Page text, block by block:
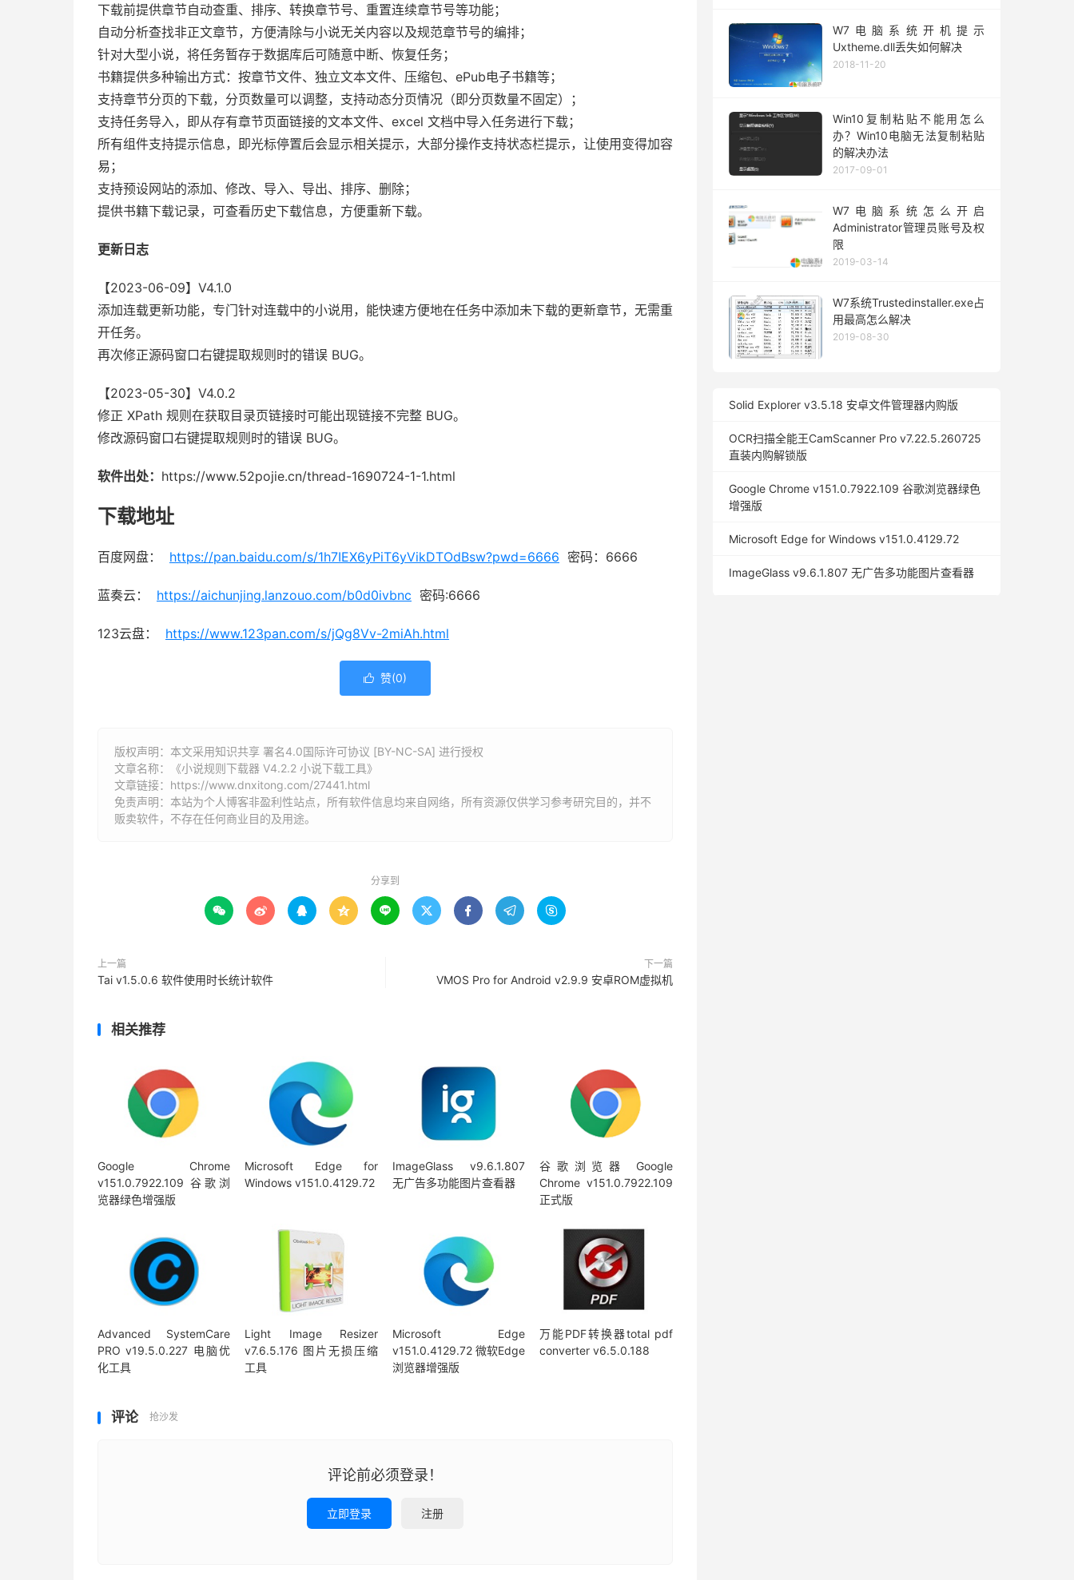
下载前提供章节自动查重、排序、转换章节号、重置连续章节号等功能；
自动分析查找非正文章节，方便清除与小说无关内容以及规范章节号的编排；
针对大型小说，将任务暂存于数据库后可随意中断、恢复任务；
书籍提供多种输出方式：按章节文件、独立文本文件、压缩包、ePub电子书籍等；
支持章节分页的下载，分页数量可以调整，支持动态分页情况（即分页数量不固定）；
支持任务导入，即从存有章节页面链接的文本文件、excel 文档中导入任务进行下载；
所有组件支持提示信息，即光标停置后会显示相关提示，大部分操作支持状态栏提示，让使用变得加容
易；
支持预设网站的添加、修改、导入、导出、排序、删除；
提供书籍下载记录，可查看历史下载信息，方便重新下载。
更新日志
【2023-06-09】V4.1.0
添加连载更新功能，专门针对连载中的小说用，能快速方便地在任务中添加未下载的更新章节，无需重
开任务。
再次修正源码窗口右键提取规则时的错误 BUG。
【2023-05-30】V4.0.2
修正 XPath 规则在获取目录页链接时可能出现链接不完整 BUG。
修改源码窗口右键提取规则时的错误 BUG。
软件出处： https://www.52pojie.cn/thread-1690724-1-1.html
下载地址
百度网盘： https://pan.baidu.com/s/1h7IEX6yPiT6yVikDTOdBsw?pwd=6666 密码：6666
蓝奏云： https://aichunjing.lanzouo.com/b0d0ivbnc 密码:6666
123云盘： https://www.123pan.com/s/jQg8Vv-2miAh.html
 赞(0)
版权声明：本文采用知识共享 署名4.0国际许可协议 [BY-NC-SA] 进行授权
文章名称：《小说规则下载器 V4.2.2 小说下载工具》
文章链接： https://www.dnxitong.com/27441.html
免责声明：本站为个人博客非盈利性站点，所有软件信息均来自网络，所有资源仅供学习参考研究目的，并不
贩卖软件，不存在任何商业目的及用途。
分享到
        
上一篇
Tai v1.5.0.6 软件使用时长统计软件
下一篇
VMOS Pro for Android v2.9.9 安卓ROM虚拟机
相关推荐
Google Chrome
v151.0.7922.109 谷歌浏
览器绿色增强版
Microsoft Edge for
Windows v151.0.4129.72
ImageGlass v9.6.1.807
无广告多功能图片查看器
谷歌浏览器 Google
Chrome v151.0.7922.109
正式版
Advanced SystemCare
PRO v19.5.0.227 电脑优
化工具
Light Image Resizer
v7.6.5.176 图片无损压缩
工具
Microsoft Edge
v151.0.4129.72 微软Edge
浏览器增强版
万能PDF转换器total pdf
converter v6.5.0.188
评论 抢沙发
评论前必须登录！
立即登录 注册
W7电脑系统开机提示
Uxtheme.dll丢失如何解决
2018-11-20
Win10复制粘贴不能用怎么
办？Win10电脑无法复制粘贴
的解决办法
2017-09-01
W7电脑系统怎么开启
Administrator管理员账号及权
限
2019-03-14
W7系统Trustedinstaller.exe占
用最高怎么解决
2019-08-30
Solid Explorer v3.5.18 安卓文件管理器内购版
OCR扫描全能王CamScanner Pro v7.22.5.260725
直装内购解锁版
Google Chrome v151.0.7922.109 谷歌浏览器绿色
增强版
Microsoft Edge for Windows v151.0.4129.72
ImageGlass v9.6.1.807 无广告多功能图片查看器